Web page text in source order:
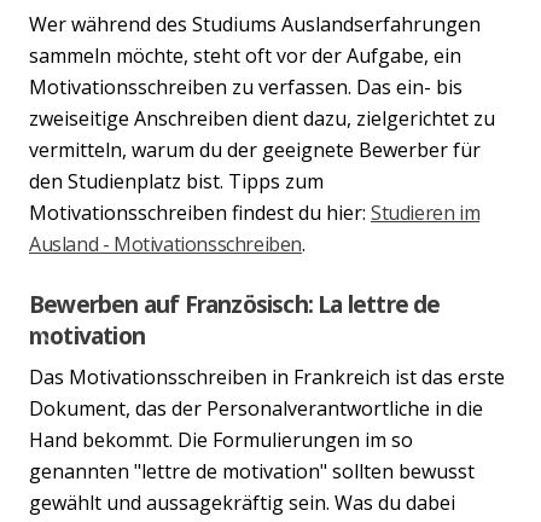
Previous
Wer während des Studiums Auslandserfahrungen
sammeln möchte, steht oft vor der Aufgabe, ein
Motivationsschreiben zu verfassen. Das ein- bis
zweiseitige Anschreiben dient dazu, zielgerichtet zu
vermitteln, warum du der geeignete Bewerber für
den Studienplatz bist. Tipps zum
Motivationsschreiben findest du hier: Studieren im
Ausland - Motivationsschreiben.
Bewerben auf Französisch: La lettre de
motivation
Das Motivationsschreiben in Frankreich ist das erste
Dokument, das der Personalverantwortliche in die
Hand bekommt. Die Formulierungen im so
genannten "lettre de motivation" sollten bewusst
gewählt und aussagekräftig sein. Was du dabei